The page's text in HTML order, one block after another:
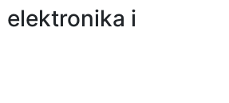
elektronika i